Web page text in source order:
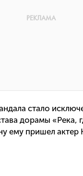
стало
дорамы «Река,
ему пришел актер